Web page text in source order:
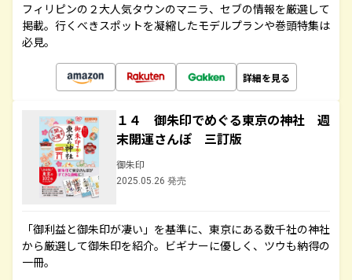
フィリピンの２大人気タウンのマニラ、セブの情報を厳選して
掲載。行くべきスポットを凝縮したモデルプランや巻頭特集は
必見。
詳細を見る
１４ 御朱印でめぐる東京の神社 週
末開運さんぽ 三訂版
御朱印
2025.05.26 発売
「御利益と御朱印が凄い」を基準に、東京にある数千社の神社
から厳選して御朱印を紹介。ビギナーに優しく、ツウも納得の
一冊。